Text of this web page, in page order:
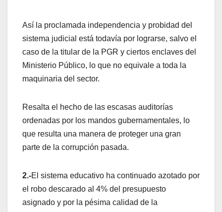
Así la proclamada independencia y probidad del
sistema judicial está todavía por lograrse, salvo el
caso de la titular de la PGR y ciertos enclaves del
Ministerio Público, lo que no equivale a toda la
maquinaria del sector.
Resalta el hecho de las escasas auditorías
ordenadas por los mandos gubernamentales, lo
que resulta una manera de proteger una gran
parte de la corrupción pasada.
2.-El sistema educativo ha continuado azotado por
el robo descarado al 4% del presupuesto
asignado y por la pésima calidad de la